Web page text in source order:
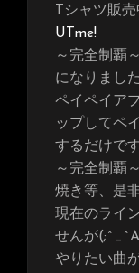
Tシャツ販売
UTme!
～完全制覇
になりました
ペイペイア
ップしてペ
するだけです
～完全制覇
焼き等、是
現在のライ
せんが(;^_^A
やりたい曲